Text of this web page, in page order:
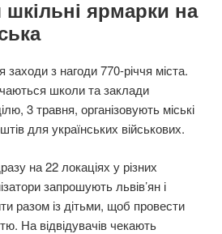
шкільні ярмарки на
з нагоди 770-річчя міста.
школи та заклади
3 травня, організовують міські
для українських військових.
на 22 локаціях у різних
запрошують львів’ян і
разом із дітьми, щоб провести
На відвідувачів чекають